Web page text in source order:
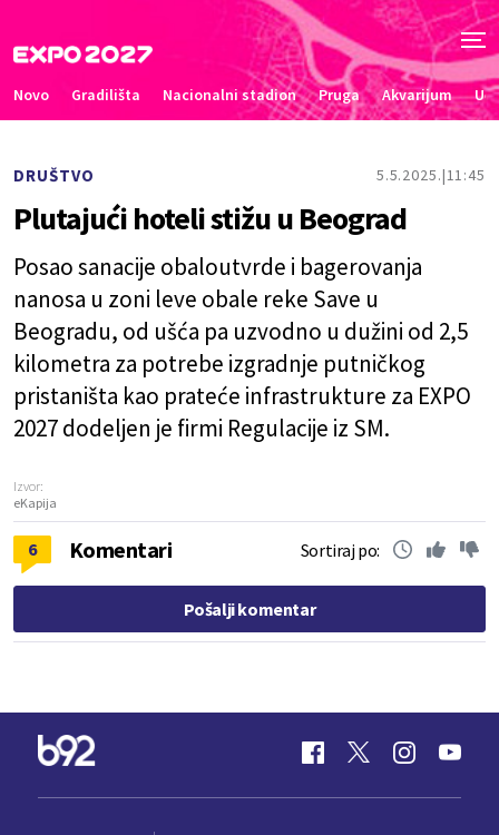
Novo Gradilišta Nacionalni stadion Pruga Akvarijum
DRUŠTVO 5.5.2025. 11:45
Plutajući hoteli stižu u Beograd
Posao sanacije obaloutvrde i bagerovanja
nanosa u zoni leve obale reke Save u
Beogradu, od ušća pa uzvodno u dužini od 2,5
kilometra za potrebe izgradnje putničkog
pristaništa kao prateće infrastrukture za EXPO
2027 dodeljen je firmi Regulacije iz SM.
Izvor:
eKapija
6 Komentari Sortiraj po:
Pošalji komentar